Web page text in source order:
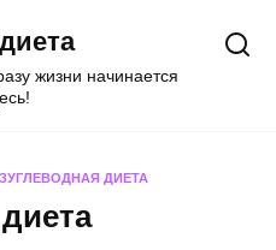
жизни начинается
ДИЕТА